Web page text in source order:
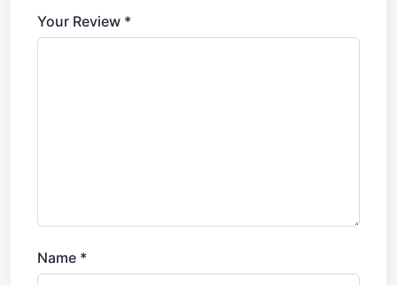
Your Review *
Name *